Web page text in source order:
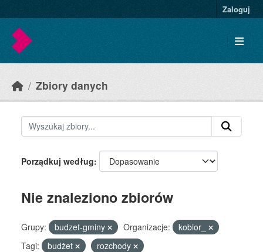
Zaloguj
Zbiory danych
Porządkuj według
Nie znaleziono zbiorów
Grupy: budzet-gminy Organizacje:
kobior_
Tagi:
budżet
rozchody